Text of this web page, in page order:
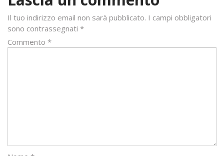
Il tuo indirizzo email non sarà pubblicato. I campi obbligatori
sono contrassegnati *
Commento *